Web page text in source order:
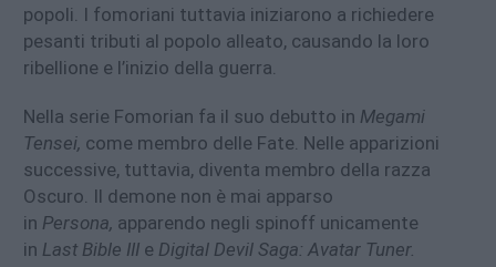
popoli. I fomoriani tuttavia iniziarono a richiedere
pesanti tributi al popolo alleato, causando la loro
ribellione e l’inizio della guerra.
Nella serie Fomorian fa il suo debutto in Megami
Tensei, come membro delle Fate. Nelle apparizioni
successive, tuttavia, diventa membro della razza
Oscuro. Il demone non è mai apparso
in Persona, apparendo negli spinoff unicamente
in Last Bible III e Digital Devil Saga: Avatar Tuner.